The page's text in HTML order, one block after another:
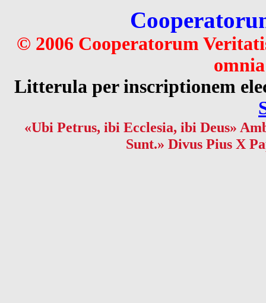
© 2006 Cooperatorum
Litterula per inscriptionem
«Ubi Petrus, ibi Ecclesia, ibi Deus»
Sunt.» Divus Pius X